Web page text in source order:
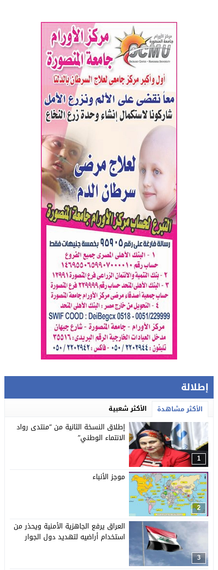
إطلالة
الأكثر مشاهدة الأكثر شعبية
1
إطلاق النسخة الثانية من “منتدى رواد
الانتماء الوطني”
2
موجز الأنباء
3
العراق يرفع الجاهزية الأمنية ويحذر من
استخدام أراضيه لتهديد دول الجوار